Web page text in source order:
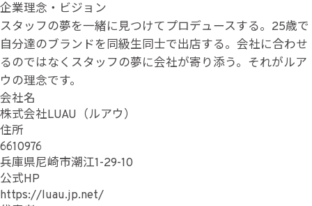
企業理念・ビジョン
スタッフの夢を一緒に見つけてプロデュースする。25歳で
自分達のブランドを同級生同士で出店する。会社に合わせ
るのではなくスタッフの夢に会社が寄り添う。それがルア
ウの理念です。
会社名
株式会社LUAU（ルアウ）
住所
6610976
兵庫県尼崎市潮江1-29-10
公式HP
https://luau.jp.net/